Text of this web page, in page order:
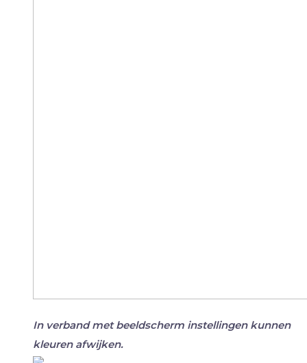
In verband met beeldscherm instellingen kunnen
kleuren afwijken.